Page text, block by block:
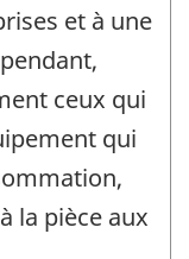
et à une
ceux qui
qui
la pièce aux